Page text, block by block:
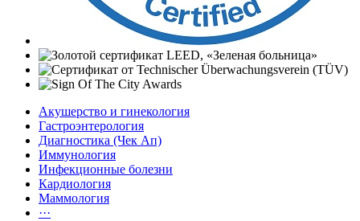
Акушерство и гинекология
Гастроэнтерология
Диагностика (Чек Ап)
Иммунология
Инфекционные болезни
Кардиология
Маммология
···